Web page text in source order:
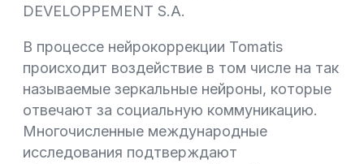
DEVELOPPEMENT S.A.
В процессе нейрокоррекции Tomatis
происходит воздействие в том числе на так
называемые зеркальные нейроны, которые
отвечают за социальную коммуникацию.
Многочисленные международные
исследования подтверждают